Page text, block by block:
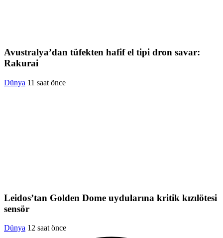
Avustralya’dan tüfekten hafif el tipi dron savar:
Rakurai
Dünya 11 saat önce
Leidos’tan Golden Dome uydularına kritik kızılötesi
sensör
Dünya 12 saat önce